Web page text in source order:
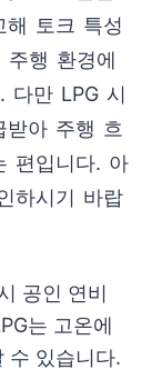
해 토크 특성
행 환경에
다만 LPG 시
받아 주행 흐
편입니다. 아
하시기 바랍
공인 연비
는 고온에
수 있습니다.